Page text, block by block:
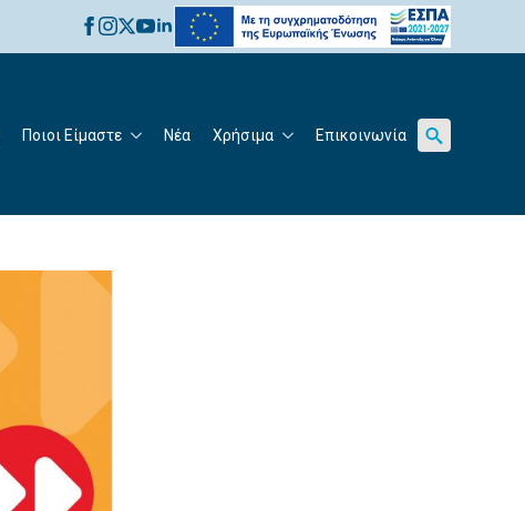
Ποιοι Είμαστε Νέα Χρήσιμα Επικοινωνία
for: